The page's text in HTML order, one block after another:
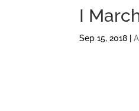
I
Sep 15, 2018 |